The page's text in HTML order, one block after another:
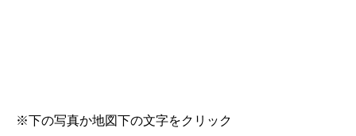
※下の写真か地図下の文字をクリック